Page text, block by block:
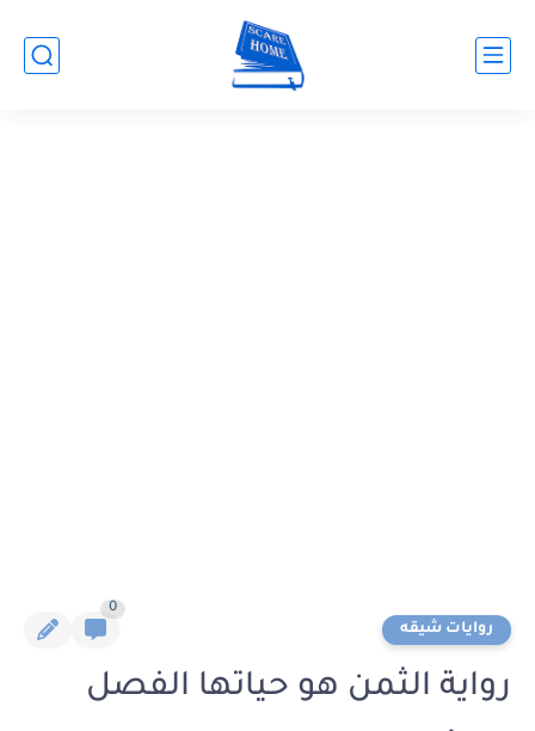
روايات شيقه
0
رواية الثمن هو حياتها الفصل